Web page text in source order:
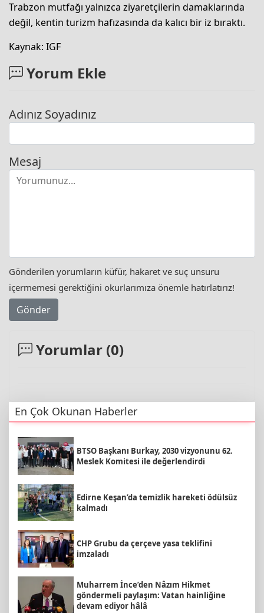
Trabzon mutfağı yalnızca ziyaretçilerin damaklarında
değil, kentin turizm hafızasında da kalıcı bir iz bıraktı.
Kaynak: IGF
Yorum Ekle
Adınız Soyadınız
Mesaj
Gönderilen yorumların küfür, hakaret ve suç unsuru
içermemesi gerektiğini okurlarımıza önemle hatırlatırız!
Gönder
Yorumlar (0)
En Çok Okunan Haberler
BTSO Başkanı Burkay, 2030 vizyonunu 62.
Meslek Komitesi ile değerlendirdi
Edirne Keşan’da temizlik hareketi ödülsüz
kalmadı
CHP Grubu da çerçeve yasa teklifini
imzaladı
Muharrem İnce’den Nâzım Hikmet
göndermeli paylaşım: Vatan hainliğine
devam ediyor hâlâ